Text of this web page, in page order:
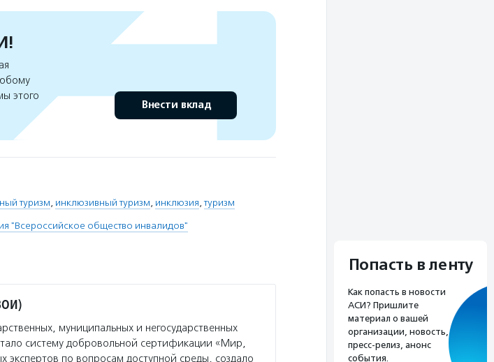
этого
Внести вклад
туризм, инклюзивный туризм, инклюзия,туризм
"Всероссийское общество инвалидов"
муниципальных и негосударственных
систему добровольной сертификации «Мир,
экспертов по вопросам доступной среды, создало
Попасть в ленту
Как попасть в новости
АСИ? Пришлите
материал о вашей
организации, новость,
пресс-релиз, анонс
события.